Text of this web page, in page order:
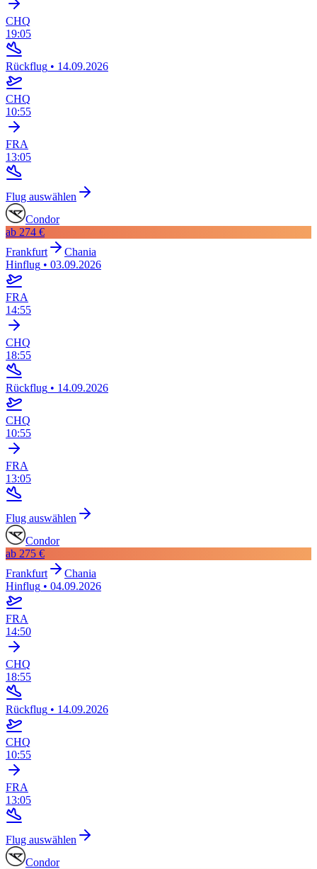
CHQ
19:05
Rückflug • 14.09.2026
CHQ
10:55
FRA
13:05
Flug auswählen
Condor
ab 274 €
Frankfurt
Chania
Hinflug • 03.09.2026
FRA
14:55
CHQ
18:55
Rückflug • 14.09.2026
CHQ
10:55
FRA
13:05
Flug auswählen
Condor
ab 275 €
Frankfurt
Chania
Hinflug • 04.09.2026
FRA
14:50
CHQ
18:55
Rückflug • 14.09.2026
CHQ
10:55
FRA
13:05
Flug auswählen
Condor